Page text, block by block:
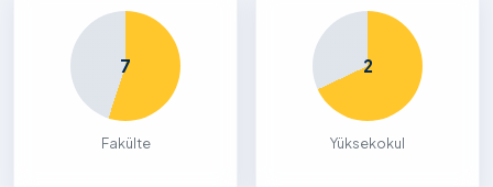
7
Fakülte
2
Yüksekokul